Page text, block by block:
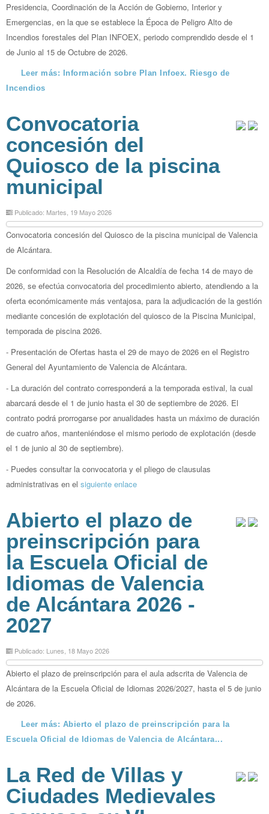
Presidencia, Coordinación de la Acción de Gobierno, Interior y
Emergencias, en la que se establece la Época de Peligro Alto de
Incendios forestales del Plan INFOEX, periodo comprendido desde el 1
de Junio al 15 de Octubre de 2026.
Leer más: Información sobre Plan Infoex. Riesgo de
Incendios
Convocatoria
concesión del
Quiosco de la piscina
municipal
Publicado: Martes, 19 Mayo 2026
Convocatoria concesión del Quiosco de la piscina municipal de Valencia
de Alcántara.
De conformidad con la Resolución de Alcaldía de fecha 14 de mayo de
2026, se efectúa convocatoria del procedimiento abierto, atendiendo a la
oferta económicamente más ventajosa, para la adjudicación de la gestión
mediante concesión de explotación del quiosco de la Piscina Municipal,
temporada de piscina 2026.
- Presentación de Ofertas hasta el 29 de mayo de 2026 en el Registro
General del Ayuntamiento de Valencia de Alcántara.
- La duración del contrato corresponderá a la temporada estival, la cual
abarcará desde el 1 de junio hasta el 30 de septiembre de 2026. El
contrato podrá prorrogarse por anualidades hasta un máximo de duración
de cuatro años, manteniéndose el mismo periodo de explotación (desde
el 1 de junio al 30 de septiembre).
- Puedes consultar la convocatoria y el pliego de clausulas
administrativas en el siguiente enlace
Abierto el plazo de
preinscripción para
la Escuela Oficial de
Idiomas de Valencia
de Alcántara 2026 -
2027
Publicado: Lunes, 18 Mayo 2026
Abierto el plazo de preinscripción para el aula adscrita de Valencia de
Alcántara de la Escuela Oficial de Idiomas 2026/2027, hasta el 5 de junio
de 2026.
Leer más: Abierto el plazo de preinscripción para la
Escuela Oficial de Idiomas de Valencia de Alcántara...
La Red de Villas y
Ciudades Medievales